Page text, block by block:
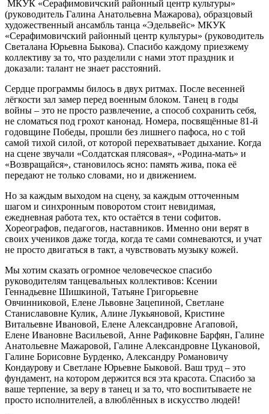
МКУК «Серафимовичский районный центр культуры»
(руководитель Галина Анатольевна Мажарова), образцовый
художественный ансамбль танца «Эдельвейс» МКУК
«Серафимовичский районный центр культуры» (руководитель
Светалана Юрьевна Быкова). Спасибо каждому приезжему
коллективу за то, что разделили с нами этот праздник и
доказали: талант не знает расстояний.
Сердце программы билось в двух ритмах. После весенней
лёгкости зал замер перед военным блоком. Танец в годы
войны – это не просто развлечение, а способ сохранить себя,
не сломаться под грохот канонад. Номера, посвящённые 81-й
годовщине Победы, прошли без лишнего пафоса, но с той
самой тихой силой, от которой перехватывает дыхание. Когда
на сцене звучали «Солдатская плясовая», «Родина-мать» и
«Возвращайся», становилось ясно: память жива, пока её
передают не только словами, но и движением.
Но за каждым выходом на сцену, за каждым отточенным
шагом и синхронным поворотом стоит невидимая,
ежедневная работа тех, кто остаётся в тени софитов.
Хореографов, педагогов, наставников. Именно они верят в
своих учеников даже тогда, когда те сами сомневаются, и учат
не просто двигаться в такт, а чувствовать музыку кожей.
Мы хотим сказать огромное человеческое спасибо
руководителям танцевальных коллективов: Ксении
Геннадьевне Шишкиной, Татьяне Григорьевне
Овчинниковой, Елене Львовне Зацепиной, Светлане
Станиславовне Кулик, Алине Лукьяновой, Кристине
Витальевне Ивановой, Елене Александровне Агаповой,
Елене Ивановне Васильевой, Анне Рафиковне Барфян, Галине
Анатольевне Мажаровой, Галине Александровне Цукановой,
Галине Борисовне Бурденко, Александру Романовичу
Кондаурову и Светлане Юрьевне Быковой. Ваш труд – это
фундамент, на котором держится вся эта красота. Спасибо за
ваше терпение, за веру в танец и за то, что воспитываете не
просто исполнителей, а влюблённых в искусство людей!